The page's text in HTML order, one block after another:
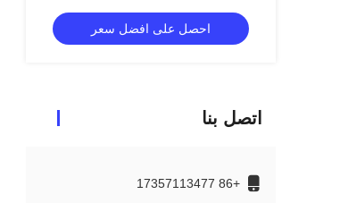
الأصفر
احصل على افضل سعر
اتصل بنا
+86 17357113477